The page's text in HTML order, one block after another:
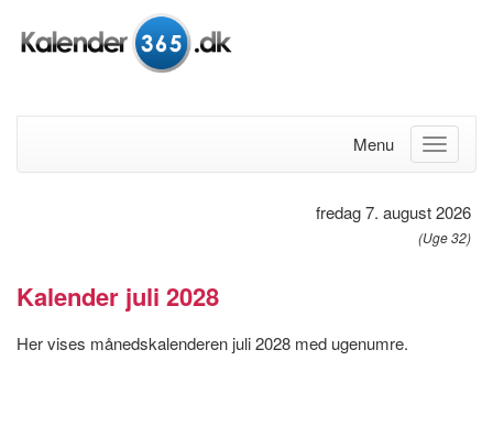
Menu
fredag 7. august 2026
(Uge 32)
Kalender juli 2028
Her vises månedskalenderen juli 2028 med ugenumre.